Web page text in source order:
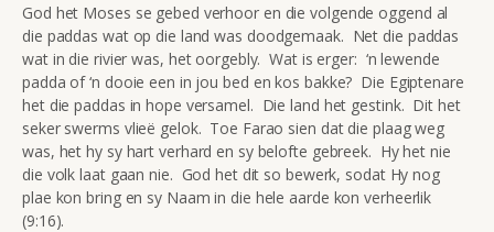
God het Moses se gebed verhoor en die volgende oggend al
die paddas wat op die land was doodgemaak. Net die paddas
wat in die rivier was, het oorgebly. Wat is erger: ‘n lewende
padda of ‘n dooie een in jou bed en kos bakke? Die Egiptenare
het die paddas in hope versamel. Die land het gestink. Dit het
seker swerms vlieë gelok. Toe Farao sien dat die plaag weg
was, het hy sy hart verhard en sy belofte gebreek. Hy het nie
die volk laat gaan nie. God het dit so bewerk, sodat Hy nog
plae kon bring en sy Naam in die hele aarde kon verheerlik
(9:16).